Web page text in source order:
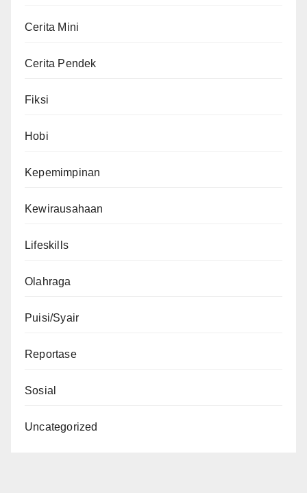
Cerita Mini
Cerita Pendek
Fiksi
Hobi
Kepemimpinan
Kewirausahaan
Lifeskills
Olahraga
Puisi/Syair
Reportase
Sosial
Uncategorized